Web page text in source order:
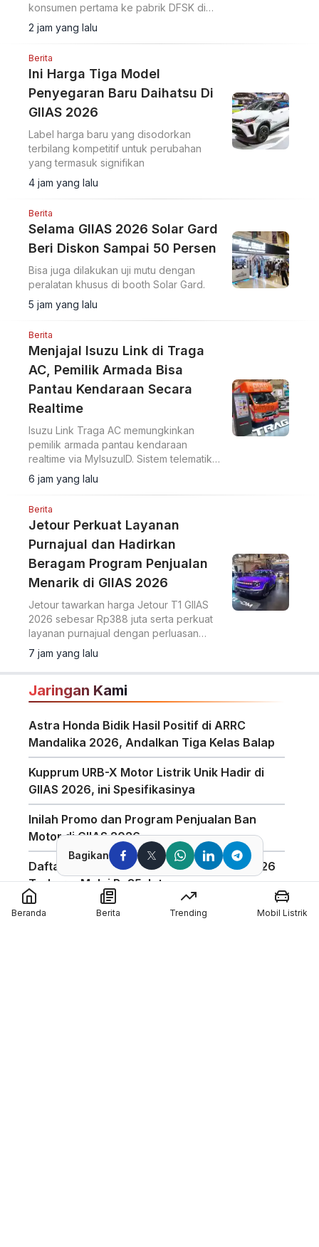
konsumen pertama ke pabrik DFSK di
Cikande untuk melihat proses produksi
PHEV.
2 jam yang lalu
Berita
Ini Harga Tiga Model
Penyegaran Baru Daihatsu Di
GIIAS 2026
Label harga baru yang disodorkan
terbilang kompetitif untuk perubahan
yang termasuk signifikan
4 jam yang lalu
Berita
Selama GIIAS 2026 Solar Gard
Beri Diskon Sampai 50 Persen
Bisa juga dilakukan uji mutu dengan
peralatan khusus di booth Solar Gard.
5 jam yang lalu
Berita
Menjajal Isuzu Link di Traga
AC, Pemilik Armada Bisa
Pantau Kendaraan Secara
Realtime
Isuzu Link Traga AC memungkinkan
pemilik armada pantau kendaraan
realtime via MyIsuzuID. Sistem telematika
ini pantau lokasi, kecepatan, dan
operasional kendaraan.
6 jam yang lalu
Berita
Jetour Perkuat Layanan
Purnajual dan Hadirkan
Beragam Program Penjualan
Menarik di GIIAS 2026
Jetour tawarkan harga Jetour T1 GIIAS
2026 sebesar Rp388 juta serta perkuat
layanan purnajual dengan perluasan
jaringan dealer hingga 40 showroom di
GIIAS 2026.
7 jam yang lalu
Jaringan Kami
Astra Honda Bidik Hasil Positif di ARRC
Mandalika 2026, Andalkan Tiga Kelas Balap
Kupprum URB-X Motor Listrik Unik Hadir di
GIIAS 2026, ini Spesifikasinya
Inilah Promo dan Program Penjualan Ban
Motor di GIIAS 2026
Daftar Harga Honda PCX 160 Agustus 2026
Terbaru, Mulai Rp35 Jutaan
Penggunaan Boost Charge ALVA Naik Tajam,
Bagikan
Beranda Berita Trending Mobil Listrik